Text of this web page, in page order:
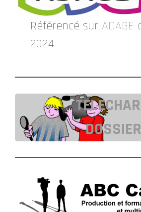
Référencé sur ADAGE
2024